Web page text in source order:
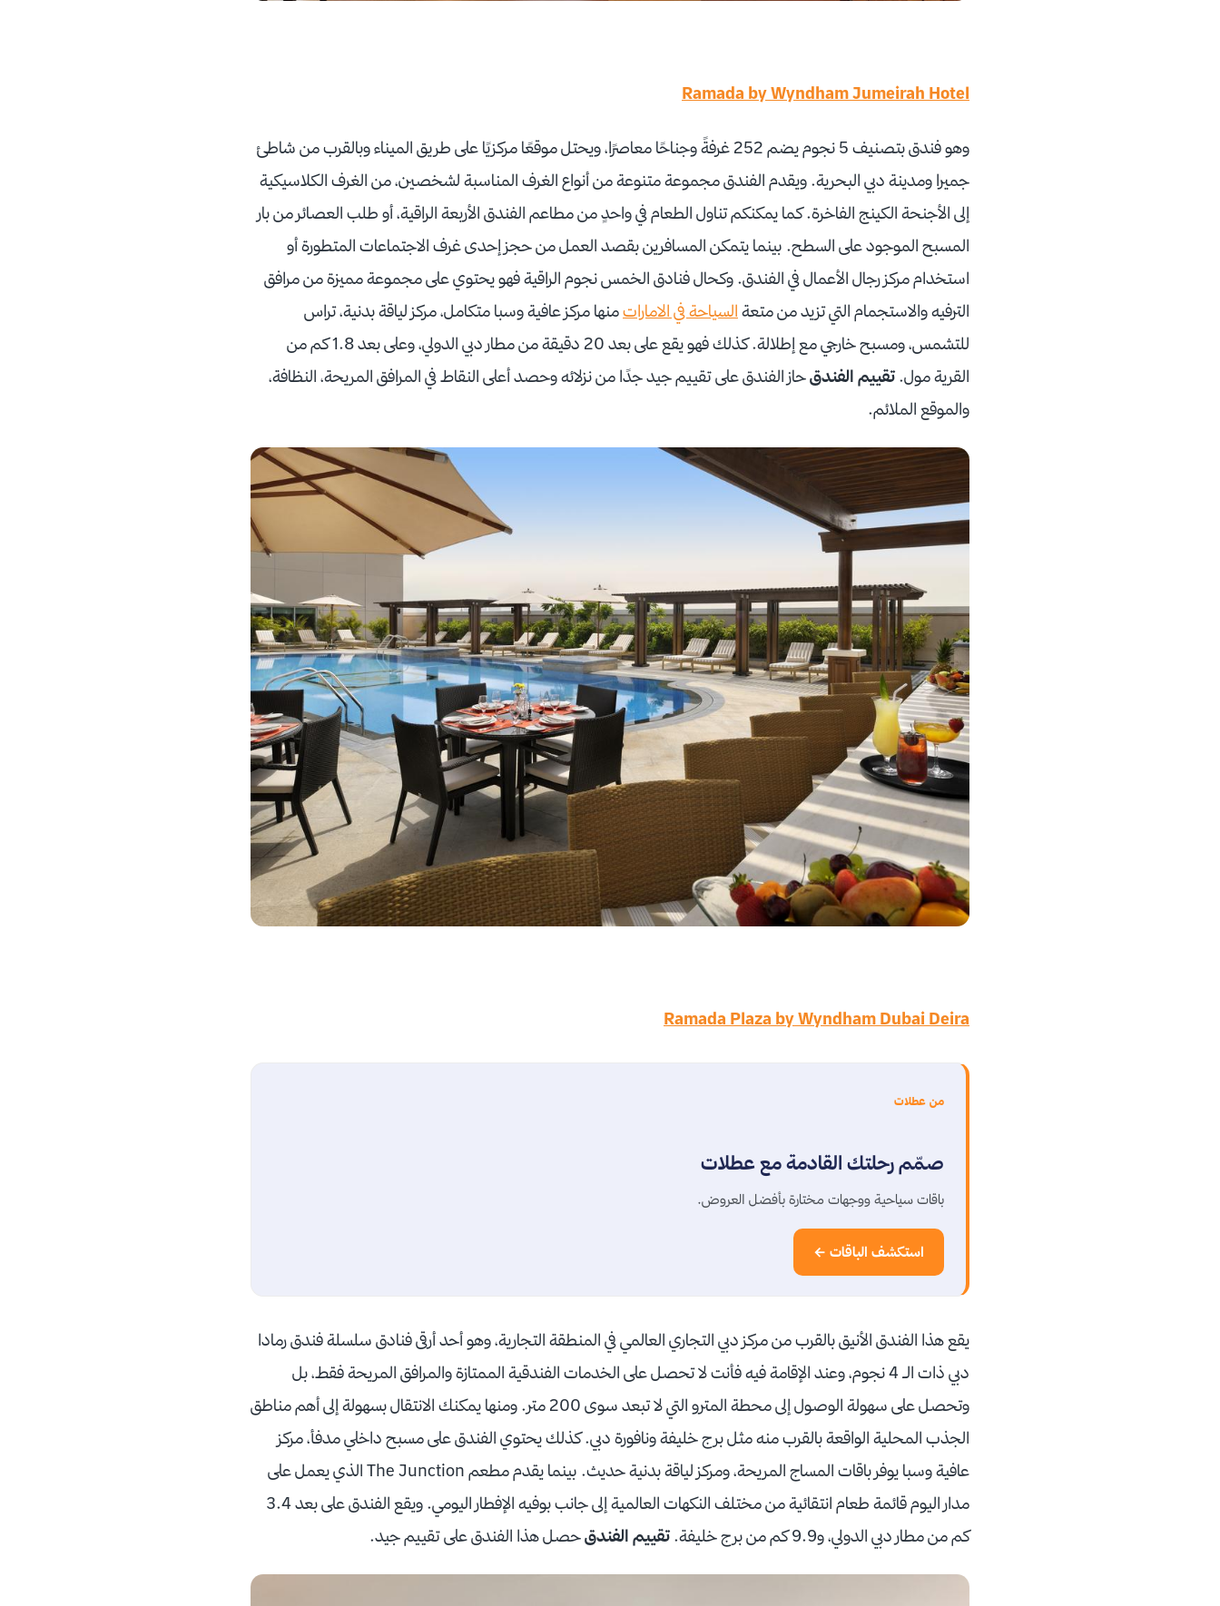
Ramada by Wyndham Jumeirah Hotel
وهو فندق بتصنيف 5 نجوم يضم 252 غرفةً وجناحًا معاصرًا، ويحتل موقعًا مركزيًا على طريق الميناء وبالقرب من شاطئ
جميرا ومدينة دبي البحرية. ويقدم الفندق مجموعة متنوعة من أنواع الغرف المناسبة لشخصين، من الغرف الكلاسيكية
إلى الأجنحة الكينج الفاخرة. كما يمكنكم تناول الطعام في واحدٍ من مطاعم الفندق الأربعة الراقية، أو طلب العصائر من بار
المسبح الموجود على السطح. بينما يتمكن المسافرين بقصد العمل من حجز إحدى غرف الاجتماعات المتطورة أو
استخدام مركز رجال الأعمال في الفندق. وكحال فنادق الخمس نجوم الراقية فهو يحتوي على مجموعة مميزة من مرافق
الترفيه والاستجمام التي تزيد من متعة السياحة في الاماراتمنها مركز عافية وسبا متكامل، مركز لياقة بدنية، تراس
للتشمس، ومسبح خارجي مع إطلالة. كذلك فهو يقع على بعد 20 دقيقة من مطار دبي الدولي، وعلى بعد 1.8 كم من
القرية مول. تقييم الفندقحاز الفندق على تقييم جيد جدًا من نزلائه وحصد أعلى النقاط في المرافق المريحة، النظافة،
والموقع الملائم.
Ramada Plaza by Wyndham Dubai Deira
من عطلات
صمّم رحلتك القادمة مع عطلات
باقات سياحية ووجهات مختارة بأفضل العروض.
استكشف الباقات ←
يقع هذا الفندق الأنيق بالقرب من مركز دبي التجاري العالمي في المنطقة التجارية، وهو أحد أرقى فنادق سلسلة فندق رمادا
دبي ذات الـ 4 نجوم، وعند الإقامة فيه فأنت لا تحصل على الخدمات الفندقية الممتازة والمرافق المريحة فقط، بل
وتحصل على سهولة الوصول إلى محطة المترو التي لا تبعد سوى 200 متر. ومنها يمكنك الانتقال بسهولة إلى أهم مناطق
الجذب المحلية الواقعة بالقرب منه مثل برج خليفة ونافورة دبي. كذلك يحتوي الفندق على مسبح داخلي مدفأ، مركز
عافية وسبا يوفر باقات المساج المريحة، ومركز لياقة بدنية حديث. بينما يقدم مطعم The Junction الذي يعمل على
مدار اليوم قائمة طعام انتقائية من مختلف النكهات العالمية إلى جانب بوفيه الإفطار اليومي. ويقع الفندق على بعد 3.4
كم من مطار دبي الدولي، و9.9 كم من برج خليفة.
تقييم الفندقحصل هذا الفندق على تقييم جيد.